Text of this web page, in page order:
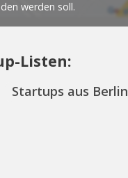
Listen:
Startups aus Berlin